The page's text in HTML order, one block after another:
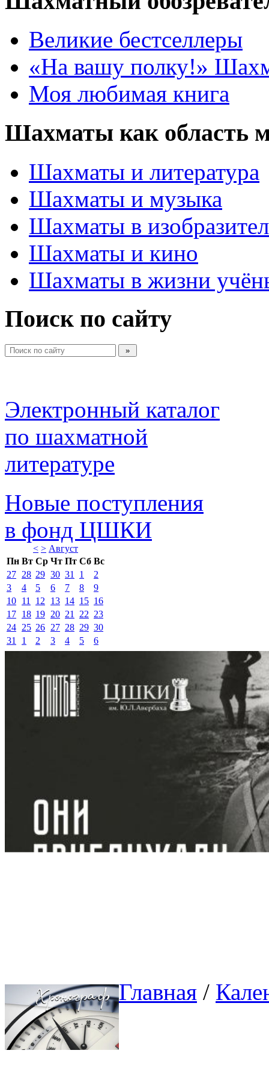
Великие бестселлеры
«На вашу полку!»
Моя любимая книга
Шахматы как область
Шахматы и литература
Шахматы и музыка
Шахматы в
Шахматы и кино
Шахматы в жизни
Поиск по сайту
Электронный каталог
по шахматной
литературе
Новые поступления
в фонд ЦШКИ
< > Август
Пн Вт Ср Чт Пт Сб Вс
27 28 29 30 31 1
2
3
4 5 6 7 8
9
10 11 12 13 14 15 16
17 18 19 20 21 22 23
24 25 26 27 28 29 30
31
1 2 3 4 5 6
Главная /